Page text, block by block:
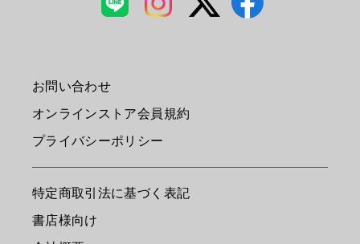
お問い合わせ
オンラインストア会員規約
プライバシーポリシー
特定商取引法に基づく表記
書店様向け